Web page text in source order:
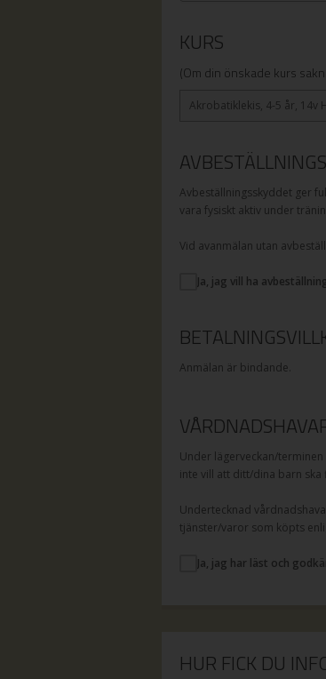
KURS
(Om din önskade kurs
Akrobatiklekis, 4-5 år, 14v
Avbeställningsskyddet ger
vara fysiskt aktiv under
Vid avanmälan utan
Ja, jag vill ha
Anmälan är bindande.
Under lägerveckan/
inte vill att ditt/dina barn ska
Undertecknad
tjänster/varor som köpts
Ja, jag har läst och
HUR FICK DU